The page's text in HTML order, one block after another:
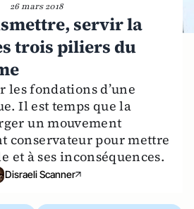
26 mars 2018
servir la
trois piliers du
les fondations d’une
Il est temps que la
un mouvement
conservateur pour mettre
et à ses inconséquences.
Disraeli Scanner